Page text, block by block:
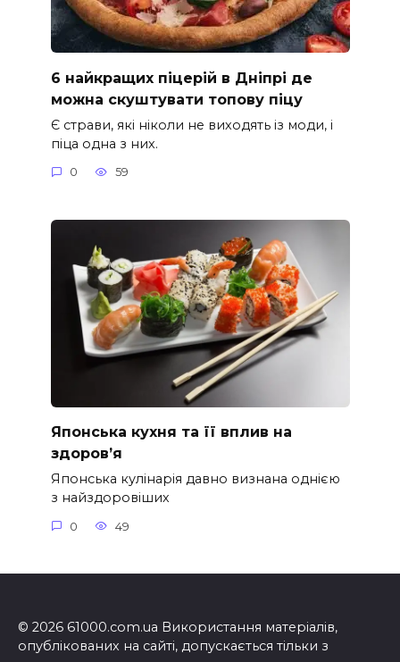
6 найкращих піцерій в Дніпрі де
можна скуштувати топову піцу
Є страви, які ніколи не виходять із моди, і
піца одна з них.
0 59
Японська кухня та її вплив на
здоров’я
Японська кулінарія давно визнана однією
з найздоровіших
0 49
© 2026 61000.com.ua Використання матеріалів,
опублікованих на сайті, допускається тільки з